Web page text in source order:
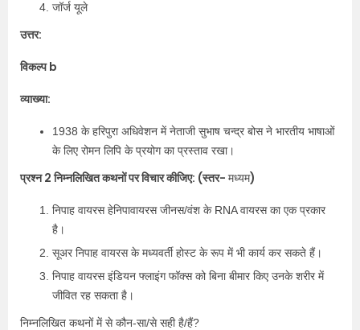
जॉर्ज यूले
उत्तर:
विकल्प b
व्याख्या:
1938 के हरिपुरा अधिवेशन में नेताजी सुभाष चन्द्र बोस ने भारतीय भाषाओं
के लिए रोमन लिपि के प्रयोग का प्रस्ताव रखा।
प्रश्न 2 निम्नलिखित कथनों पर विचार कीजिए: (स्तर- मध्यम)
निपाह वायरस हेनिपावायरस जीनस/वंश के RNA वायरस का एक प्रकार
है।
सूअर निपाह वायरस के मध्यवर्ती होस्ट के रूप में भी कार्य कर सकते हैं।
निपाह वायरस इंडियन फ्लाइंग फॉक्स को बिना बीमार किए उनके शरीर में
जीवित रह सकता है।
निम्नलिखित कथनों में से कौन-सा/से सही है/हैं?